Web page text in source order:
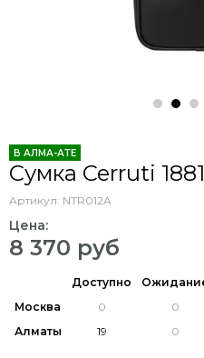
В АЛМА-АТЕ
Cумка Cerruti
Артикул: NTR012A
Цена:
8 370 руб
Доступно
Москва
Алматы